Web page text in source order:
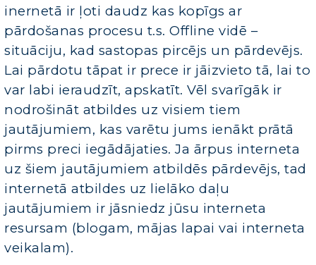
inernetā ir ļoti daudz kas kopīgs ar
pārdošanas procesu t.s. Offline vidē –
situāciju, kad sastopas pircējs un pārdevējs.
Lai pārdotu tāpat ir prece ir jāizvieto tā, lai to
var labi ieraudzīt, apskatīt. Vēl svarīgāk ir
nodrošināt atbildes uz visiem tiem
jautājumiem, kas varētu jums ienākt prātā
pirms preci iegādājaties. Ja ārpus interneta
uz šiem jautājumiem atbildēs pārdevējs, tad
internetā atbildes uz lielāko daļu
jautājumiem ir jāsniedz jūsu interneta
resursam (blogam, mājas lapai vai interneta
veikalam).